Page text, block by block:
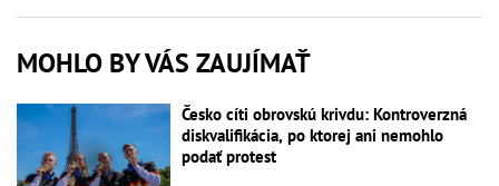
MOHLO BY VÁS ZAUJÍMAŤ
Česko cíti obrovskú krivdu: Kontroverzná
diskvalifikácia, po ktorej ani nemohlo
podať protest